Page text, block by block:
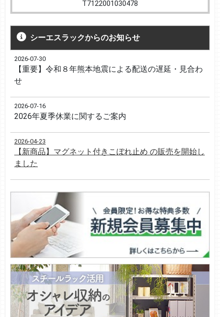
T7122001030478
シーエスラックからのお知らせ
2026-07-30
【重要】令和８年熊本地震による配送の遅延・見合わ
せ
2026-07-16
2026年夏季休業に関するご案内
2026-04-23
【新商品】マグネット付きこぼれ止め の販売を開始し
ました